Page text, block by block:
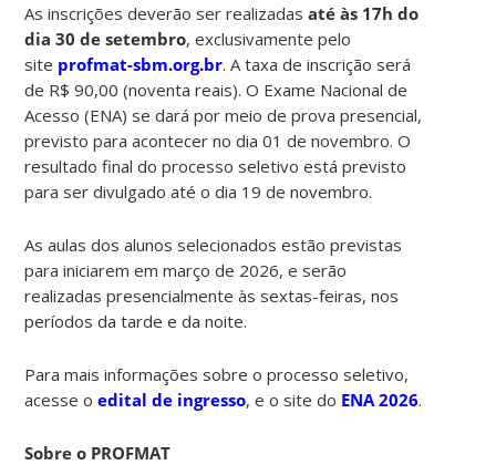
As inscrições deverão ser realizadas até às 17h do
dia 30 de setembro, exclusivamente pelo
site profmat-sbm.org.br. A taxa de inscrição será
de R$ 90,00 (noventa reais). O Exame Nacional de
Acesso (ENA) se dará por meio de prova presencial,
previsto para acontecer no dia 01 de novembro. O
resultado final do processo seletivo está previsto
para ser divulgado até o dia 19 de novembro.
As aulas dos alunos selecionados estão previstas
para iniciarem em março de 2026, e serão
realizadas presencialmente às sextas-feiras, nos
períodos da tarde e da noite.
Para mais informações sobre o processo seletivo,
acesse oedital de ingresso, e o site do ENA 2026.
Sobre o PROFMAT